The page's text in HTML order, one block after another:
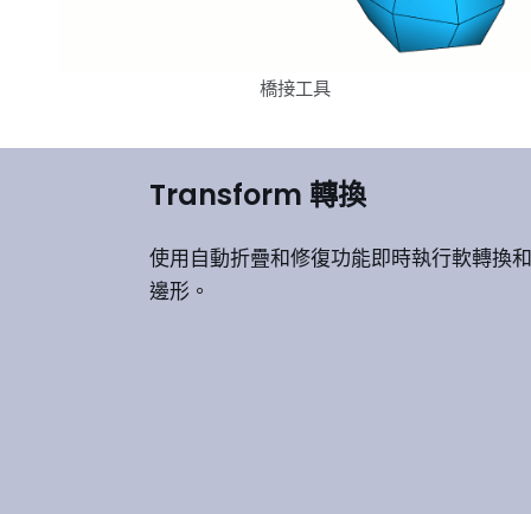
橋接工具
Transform 轉換
使用自動折疊和修復功能即時執行軟轉換
邊形。